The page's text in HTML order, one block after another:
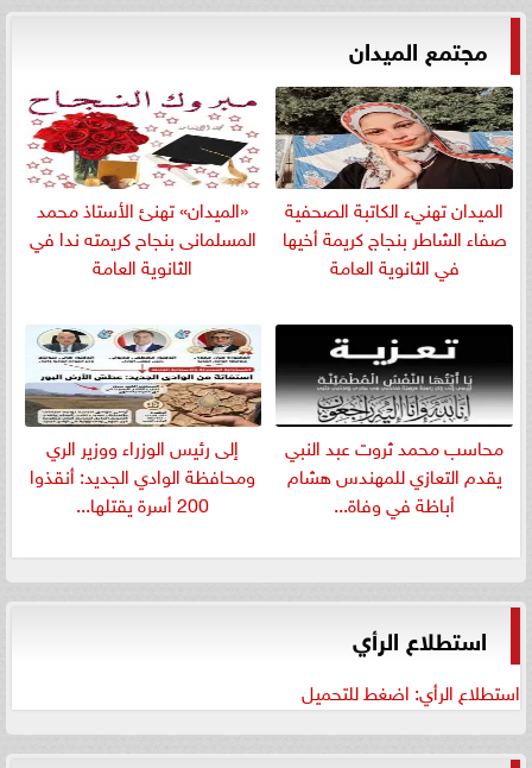
مجتمع الميدان
الميدان تهنيء الكاتبة الصحفية
صفاء الشاطر بنجاج كريمة أخيها
في الثانوية العامة
«الميدان» تهنئ الأستاذ محمد
المسلمانى بنجاح كريمته ندا في
الثانوية العامة
​محاسب محمد ثروت عبد النبي
يقدم التعازي للمهندس هشام
أباظة في وفاة...
إلى رئيس الوزراء ووزير الري
ومحافظة الوادي الجديد: أنقذوا
200 أسرة يقتلها...
استطلاع الرأي
استطلاع الرأي: اضغط للتحميل